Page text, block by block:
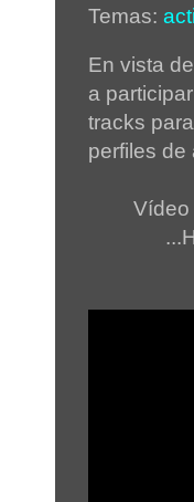
Temas:
En vista
a
tracks
perfiles de
Vídeo